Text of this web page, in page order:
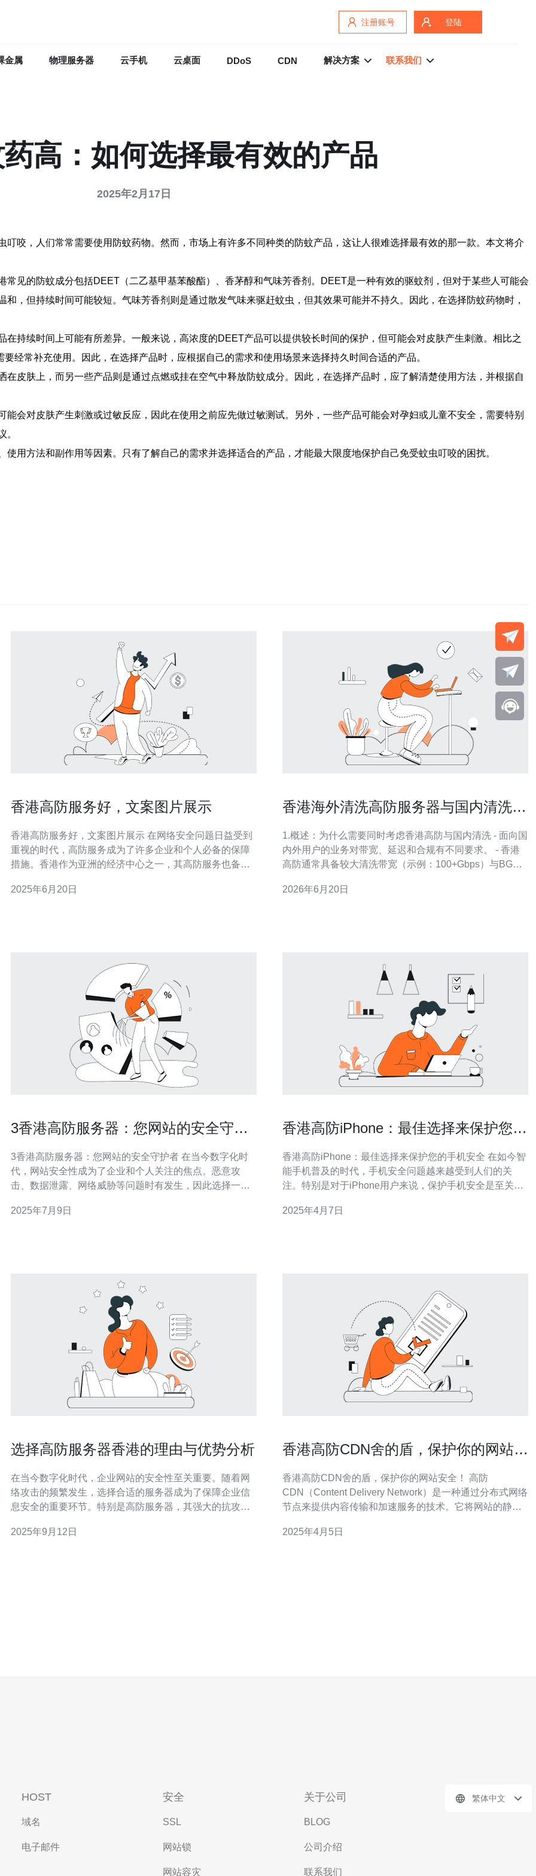
注册账号 登陆
金属 物理服务器 云手机 云桌面 DDoS CDN 解决方案 联系我们
高：如何选择最有效的产品
2025年2月17日
咬，人们常常需要使用防蚊药物。然而，市场上有许多不同种类的防蚊产品，这让人很难选择最有效的那一款。本文将介
见的防蚊成分包括DEET（二乙基甲基苯酸酯）、香茅醇和气味芳香剂。DEET是一种有效的驱蚊剂，但对于某些人可能会
，但持续时间可能较短。气味芳香剂则是通过散发气味来驱赶蚊虫，但其效果可能并不持久。因此，在选择防蚊药物时，
持续时间上可能有所差异。一般来说，高浓度的DEET产品可以提供较长时间的保护，但可能会对皮肤产生刺激。相比之
经常补充使用。因此，在选择产品时，应根据自己的需求和使用场景来选择持久时间合适的产品。
皮肤上，而另一些产品则是通过点燃或挂在空气中释放防蚊成分。因此，在选择产品时，应了解清楚使用方法，并根据自
会对皮肤产生刺激或过敏反应，因此在使用之前应先做过敏测试。另外，一些产品可能会对孕妇或儿童不安全，需要特别
。
用方法和副作用等因素。只有了解自己的需求并选择适合的产品，才能最大限度地保护自己免受蚊虫叮咬的困扰。
香港高防服务好，文案图片展示
香港高防服务好，文案图片展示 在网络安全问题日益受到
重视的时代，高防服务成为了许多企业和个人必备的保障
措施。香港作为亚洲的经济中心之一，其高防服务也备受
案和图片展示，让读者更直观地了解这一服务。 香港作为
2025年6月20日
香港海外清洗高防服务器与国内清洗服
1.概述：为什么需要同时考虑香港高防与国内清洗 - 面向国
内外用户的业务对带宽、延迟和合规有不同要求。 - 香港
高防通常具备较大清洗带宽（示例：100+Gbps）与BGP
内运营商节点，能在入省边界提前拦截，降低国内用户侧
2026年6月20日
3香港高防服务器：您网站的安全守护
3香港高防服务器：您网站的安全守护者 在当今数字化时
代，网站安全性成为了企业和个人关注的焦点。恶意攻
击、数据泄露、网络威胁等问题时有发生，因此选择一款
务提供商，3香港推出了高防服务器，为您的网站提供全方
2025年7月9日
香港高防iPhone：最佳选择来保护您的
香港高防iPhone：最佳选择来保护您的手机安全 在如今智
能手机普及的时代，手机安全问题越来越受到人们的关
注。特别是对于iPhone用户来说，保护手机安全是至关重
选择。 香港高防iPhone是一种专门为iPhone设计的防护系
2025年4月7日
选择高防服务器香港的理由与优势分析
在当今数字化时代，企业网站的安全性至关重要。随着网
络攻击的频繁发生，选择合适的服务器成为了保障企业信
息安全的重要环节。特别是高防服务器，其强大的抗攻击
将详细分析选择高防服务器香港的理由与优势。 为什么选
2025年9月12日
香港高防CDN舍的盾，保护你的网站安
香港高防CDN舍的盾，保护你的网站安全！ 高防
CDN（Content Delivery Network）是一种通过分布式网络
节点来提供内容传输和加速服务的技术。它将网站的静态
问网站。同时，高防CDN还能提供一定程度的安全防护，
2025年4月5日
HOST
域名
电子邮件
安全
SSL
网站锁
网站容灾
关于公司
BLOG
公司介绍
联系我们
繁体中文